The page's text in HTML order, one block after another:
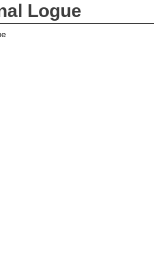
Logue